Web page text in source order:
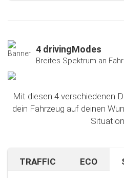
4 drivingModes
Breites Spektrum an
Mit diesen 4 verschiedenen
dein Fahrzeug auf deinen
TRAFFIC ECO
Bist du auf unbekanntem
Sparen beim Fahren?
Falls du nach dem